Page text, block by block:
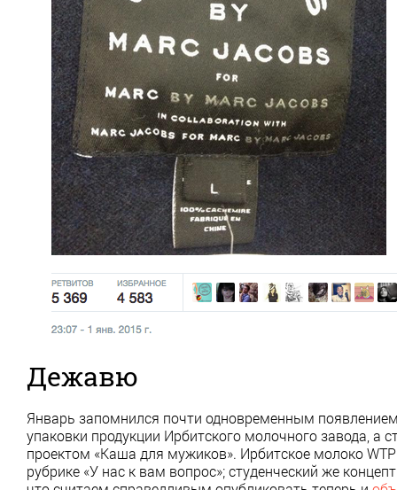
Дежавю
Январь запомнился почти одновременным
упаковки продукции Ирбитского молочного завода,
проектом «Каша для мужиков». Ирбитское молоко
рубрике «У нас к вам вопрос»; студенческий же